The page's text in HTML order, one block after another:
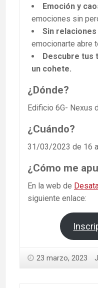
Emoción y
emociones sin
Sin
emocionarte abre
Descubre tus
un cohete.
¿Dónde?
Edificio 6G- Nexus
¿Cuándo?
31/03/2023 de 16
¿Cómo me
En la web de
siguiente enlace:
23 marzo, 2023